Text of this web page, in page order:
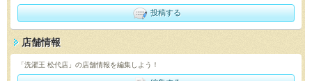
投稿する
店舗情報
「洗濯王 松代店」の店舗情報を編集しよう！